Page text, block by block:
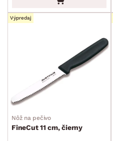
Výpredaj
Nôž na pečivo
FineCut 11 cm, čierny